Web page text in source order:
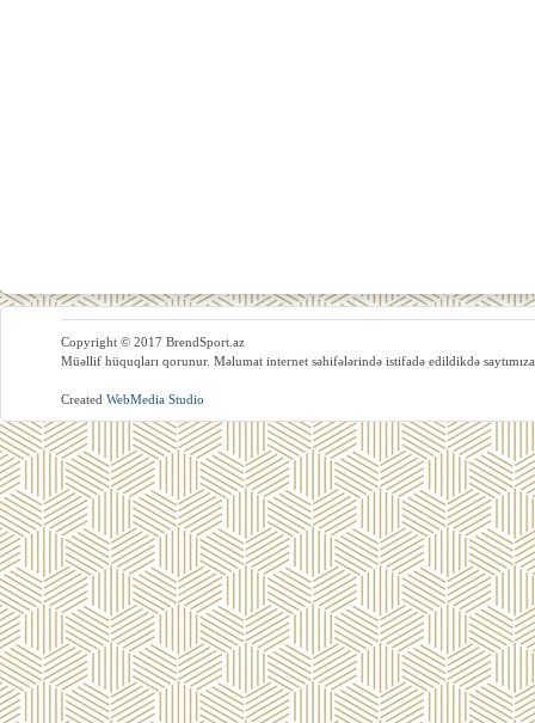
Copyright © 2017 BrendSport.az
Müəllif hüquqları qorunur. Məlumat internet səhifələrində istifadə edildikdə
Created WebMedia Studio